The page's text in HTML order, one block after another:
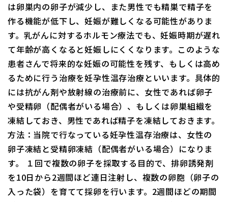
は卵巣内の卵子が減少し、また男性でも精巣で精子を
作る機能が低下し、妊娠が難しくなる可能性がありま
す。乳がんに対するホルモン療法でも、妊娠時期が遅れ
て年齢が高くなると妊娠しにくくなります。このような
患者さんで将来的な妊娠の可能性を残す、もしくは高め
るために行う治療を妊孕性温存治療といいます。具体的
には抗がん剤や放射線の治療前に、女性であれば卵子
や受精卵（配偶者がいる場合）、もしくは卵巣組織を
凍結しておき、男性であれば精子を凍結しておきます。
方法：当院で行なっている妊孕性温存治療は、女性の
卵子凍結と受精卵凍結（配偶者がいる場合）になりま
す。 １回で複数の卵子を採取する目的で、排卵誘発剤
を10日から2週間ほど連日注射し、複数の卵胞（卵子の
入った袋）を育てて採卵を行います。2週間ほどの期間